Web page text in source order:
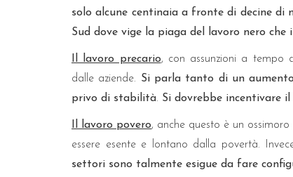
solo alcune centinaia a fronte di decine di
Sud dove vige la piaga del lavoro nero che
Il lavoro precario, con assunzioni a tempo
dalle aziende. Si parla tanto di un aumento
privo di stabilità. Si dovrebbe incentivare
Il lavoro povero, anche questo è un
essere esente e lontano dalla povertà.
settori sono talmente esigue da fare